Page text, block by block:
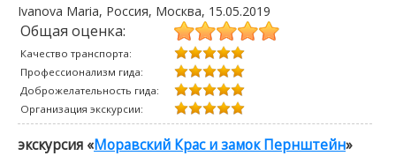
Ivanova Maria, Россия, Москва, 15.05.2019
Общая оценка:
Качество транспорта:
Профессионализм гида:
Доброжелательность гида:
Организация экскурсии:
экскурсия «Моравский Крас и замок Пернштейн»